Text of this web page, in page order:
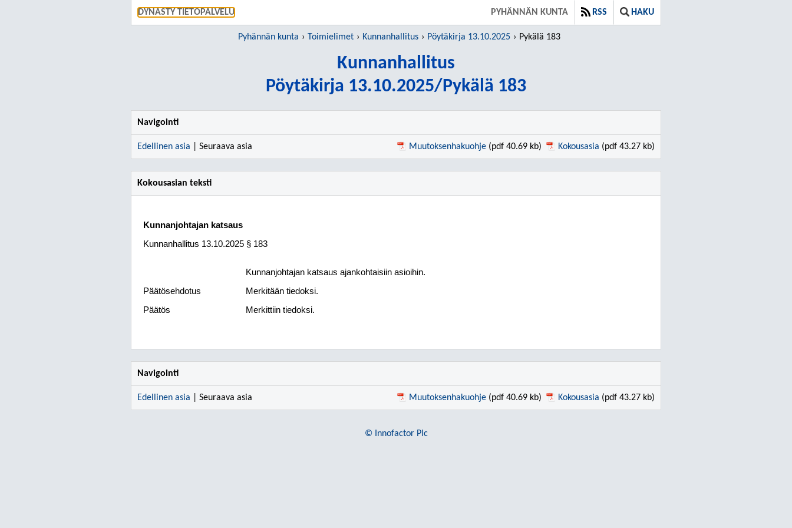
DYNASTY TIETOPALVELU PYHÄNNÄN KUNTA RSS HAKU
Pyhännän kunta Toimielimet Kunnanhallitus Pöytäkirja 13.10.2025 Pykälä 183
Kunnanhallitus
Pöytäkirja 13.10.2025/Pykälä 183
Navigointi
Edellinen asia | Seuraava asia Muutoksenhakuohje (pdf 40.69 kb) Kokousasia (pdf 43.27 kb)
Kokousasian teksti
Kunnanjohtajan katsaus
Kunnanhallitus 13.10.2025 § 183
Kunnanjohtajan katsaus ajankohtaisiin asioihin.
Päätösehdotus
Merkitään tiedoksi.
Päätös
Merkittiin tiedoksi.
Navigointi
Edellinen asia | Seuraava asia Muutoksenhakuohje (pdf 40.69 kb) Kokousasia (pdf 43.27 kb)
© Innofactor Plc